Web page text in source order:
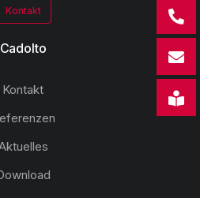
Kontakt
Cadolto
Kontakt